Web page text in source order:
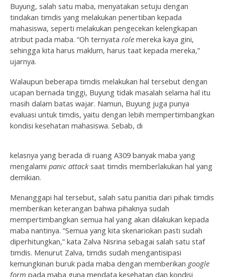
Buyung, salah satu maba, menyatakan setuju dengan
tindakan timdis yang melakukan penertiban kepada
mahasiswa, seperti melakukan pengecekan kelengkapan
atribut pada maba. “Oh ternyata role mereka kaya gini,
sehingga kita harus maklum, harus taat kepada mereka,”
ujarnya.
Walaupun beberapa timdis melakukan hal tersebut dengan
ucapan bernada tinggi, Buyung tidak masalah selama hal itu
masih dalam batas wajar. Namun, Buyung juga punya
evaluasi untuk timdis, yaitu dengan lebih mempertimbangkan
kondisi kesehatan mahasiswa. Sebab, di
kelasnya yang berada di ruang A309 banyak maba yang
mengalami panic attack saat timdis memberlakukan hal yang
demikian.
Menanggapi hal tersebut, salah satu panitia dari pihak timdis
memberikan keterangan bahwa pihaknya sudah
mempertimbangkan semua hal yang akan dilakukan kepada
maba nantinya. “Semua yang kita skenariokan pasti sudah
diperhitungkan,” kata Zalva Nisrina sebagai salah satu staf
timdis. Menurut Zalva, timdis sudah mengantisipasi
kemungkinan buruk pada maba dengan memberikan google
form pada maba guna mendata kesehatan dan kondisi